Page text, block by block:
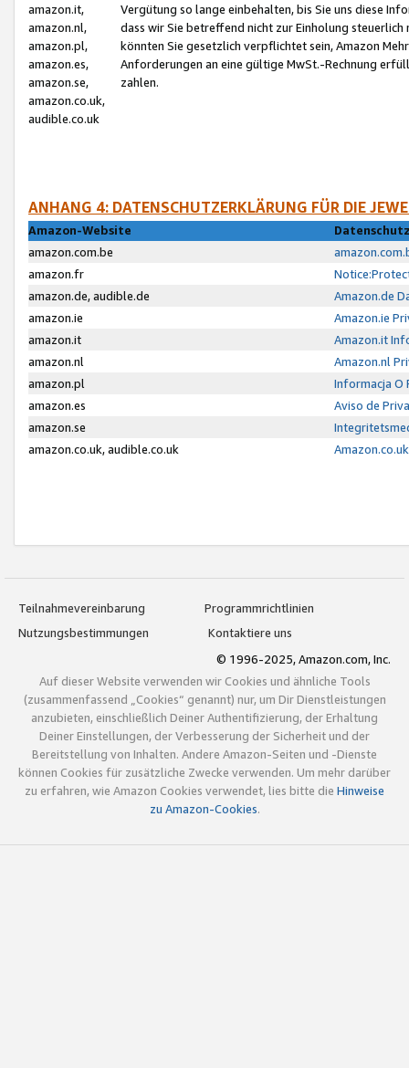
amazon.it,
amazon.nl,
amazon.pl,
amazon.es,
amazon.se,
amazon.co.uk,
audible.co.uk
Vergütung so lange einbehalten, bis Sie uns diese
dass wir Sie betreffend nicht zur Einholung
könnten Sie gesetzlich verpflichtet sein, Amazon
Anforderungen an eine gültige MwSt.-Rechnung
zahlen.
ANHANG 4: DATENSCHUTZERKLÄRUNG FÜR DIE
Amazon-Website
amazon.com.be
amazon.fr
amazon.de, audible.de
Amazon.de
amazon.ie
Amazon.ie
amazon.it
Amazon.it
amazon.nl
Amazon.nl
amazon.pl
Informacja O
amazon.es
Aviso de
amazon.se
amazon.co.uk, audible.co.uk
Teilnahmevereinbarung
Programmrichtlinien
Nutzungsbestimmungen
Kontaktiere uns
© 1996-2025, Amazon.com, Inc.
Auf dieser Website verwenden wir Cookies und ähnliche Tools
(zusammenfassend „Cookies“ genannt) nur, um Dir Dienstleistungen
anzubieten, einschließlich Deiner Authentifizierung, der Erhaltung
Deiner Einstellungen, der Verbesserung der Sicherheit und der
Bereitstellung von Inhalten. Andere Amazon-Seiten und -Dienste
können Cookies für zusätzliche Zwecke verwenden. Um mehr darüber
zu erfahren, wie Amazon Cookies verwendet, lies bitte die Hinweise
zu Amazon-Cookies.